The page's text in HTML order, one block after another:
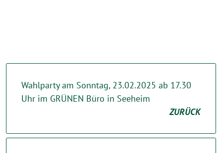
Wahlparty am Sonntag, 23.02.2025 ab 17.30
Uhr im GRÜNEN Büro in Seeheim
ZURÜCK